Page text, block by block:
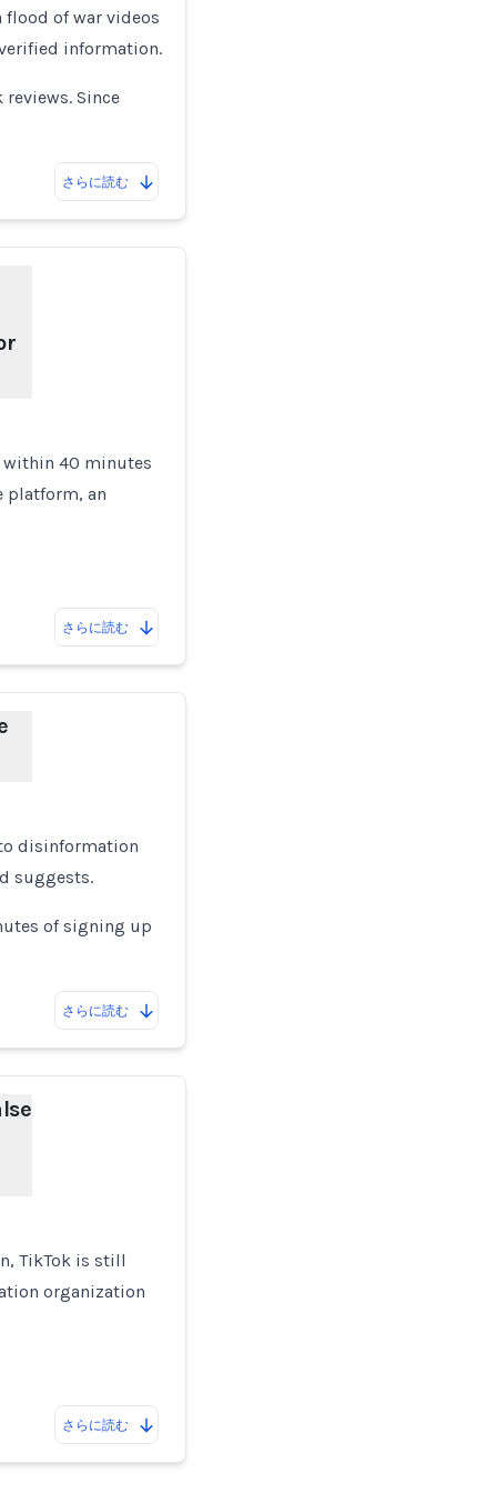
flood of war videos
information.
Since
さらに読む
within 40 minutes
platform, an
さらに読む
disinformation
suggests.
of signing up
さらに読む
TikTok is still
organization
さらに読む